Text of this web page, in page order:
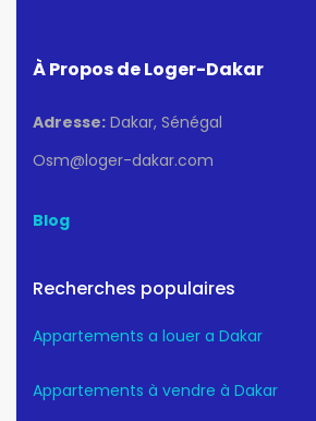
À Propos de Loger-Dakar
Adresse: Dakar, Sénégal
Osm@loger-dakar.com
Blog
Recherches populaires
Appartements a louer a Dakar
Appartements à vendre à Dakar